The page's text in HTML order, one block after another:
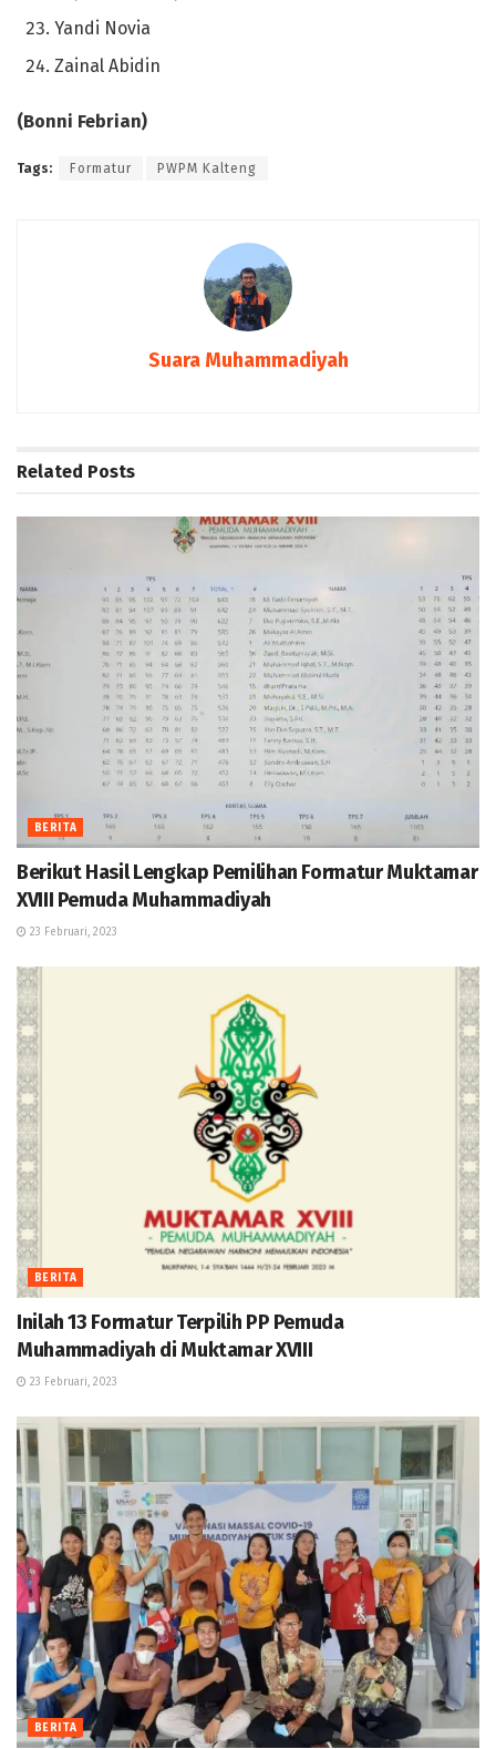
Yandi Novia
Zainal Abidin
(Bonni Febrian)
Tags: Formatur PWPM Kalteng
Suara Muhammadiyah
Related Posts
BERITA
Berikut Hasil Lengkap Pemilihan Formatur Muktamar
XVIII Pemuda Muhammadiyah
23 Februari, 2023
BERITA
Inilah 13 Formatur Terpilih PP Pemuda
Muhammadiyah di Muktamar XVIII
23 Februari, 2023
BERITA